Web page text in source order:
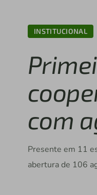
INSTITUCIONAL
com
Presente em 11
abertura de 106